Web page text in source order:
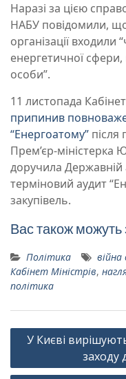
Наразі за цією
НАБУ повідомили,
організації входили
енергетичної сфери,
особи”.
11 листопада
припинив
“Енергоатому” після
Прем’єр-міністерка
доручила Державній
терміновий аудит
закупівель.
Вас також можуть
Політика війна
Кабінет Міністрів,
політика
Навігація
У Києві
заходу